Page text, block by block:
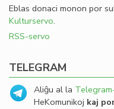
Eblas donaci monon por
Kulturservo.
RSS-servo
TELEGRAM
Aliĝu al la
HeKomunikoj kaj